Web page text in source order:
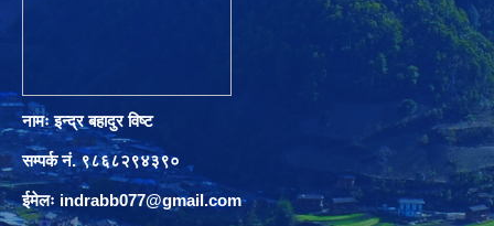
नामः इन्द्र बहादुर विष्ट
सम्पर्क नं. ९८६८२९४३९०
ईमेलः indrabb077@gmail.com